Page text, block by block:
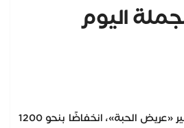
اليوم
سجلت أسعار الأرز الشعير «عريض الحبة»، انخفاضًا بنحو 1200